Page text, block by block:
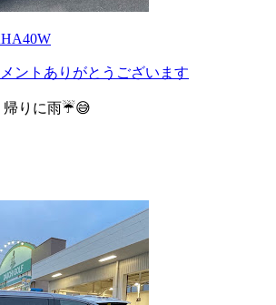
ントありがとうございます
りに雨☔😅